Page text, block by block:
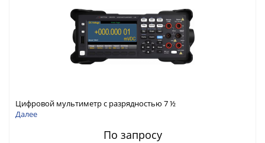
Цифровой мультиметр с разрядностью 7 ½
Далее
По запросу